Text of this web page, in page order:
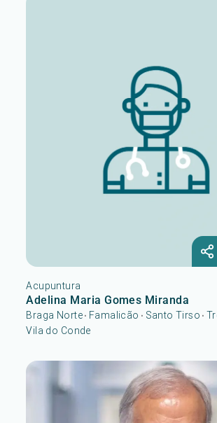
Acupuntura
Adelina Maria Gomes Miranda
Braga Norte• Famalicão • Santo Tirso •
Vila do Conde